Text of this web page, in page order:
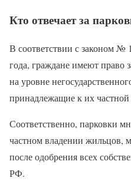
Кто отвечает за
В соответствии с законом №
года, граждане имеют право
на уровне
принадлежащие к их частной
Соответственно, парковки
частном владении жильцов,
после одобрения всех
РФ.